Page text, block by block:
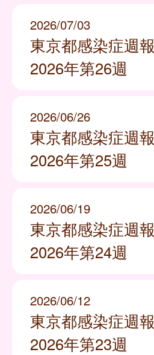
2026/07/03
東京都感染症週報
2026年第26週
2026/06/26
東京都感染症週報
2026年第25週
2026/06/19
東京都感染症週報
2026年第24週
2026/06/12
東京都感染症週報
2026年第23週